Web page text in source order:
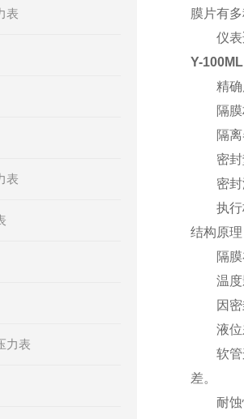
表
表
力表
膜片有
仪表适
Y-
精确
隔膜材
隔离器
密封垫
密封
执行标
结构原
隔膜在
温度
因密封
液位
软管连
差。
耐蚀